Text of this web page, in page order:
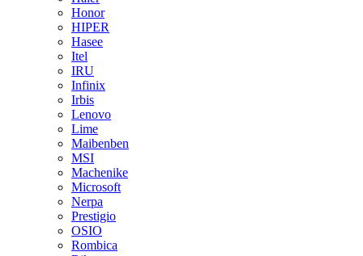
Honor
HIPER
Hasee
Itel
IRU
Infinix
Irbis
Lenovo
Lime
Maibenben
MSI
Machenike
Microsoft
Nerpa
Prestigio
OSIO
Rombica